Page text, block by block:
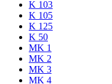
K 103
K 105
K 125
K 50
MK 1
MK 2
MK 3
MK 4